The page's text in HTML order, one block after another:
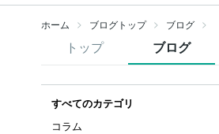
ホーム ブログトップ ブログ
トップ ブログ
すべてのカテゴリ
コラム